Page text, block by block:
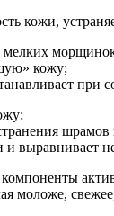
кожи,
мелких
кожу;
при
и выравнивает
моложе,